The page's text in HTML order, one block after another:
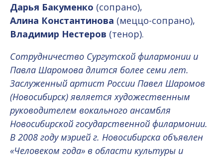
Дарья Бакуменко (сопрано),
Алина Константинова (меццо-сопрано),
Владимир Нестеров (тенор).
Сотрудничество Сургутской филармонии и
Павла Шаромова длится более семи лет.
Заслуженный артист России Павел Шаромов
(Новосибирск) является художественным
руководителем вокального ансамбля
Новосибирской государственной филармонии.
В 2008 году мэрией г. Новосибирска объявлен
«Человеком года» в области культуры и